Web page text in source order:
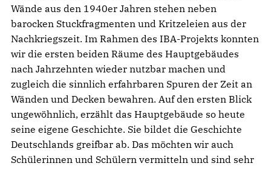
Wände aus den 1940er Jahren stehen neben
barocken Stuckfragmenten und Kritzeleien aus der
Nachkriegszeit. Im Rahmen des IBA-Projekts konnten
wir die ersten beiden Räume des Hauptgebäudes
nach Jahrzehnten wieder nutzbar machen und
zugleich die sinnlich erfahrbaren Spuren der Zeit an
Wänden und Decken bewahren. Auf den ersten Blick
ungewöhnlich, erzählt das Hauptgebäude so heute
seine eigene Geschichte. Sie bildet die Geschichte
Deutschlands greifbar ab. Das möchten wir auch
Schülerinnen und Schülern vermitteln und sind sehr